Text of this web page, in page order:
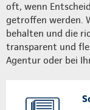
oft, wenn
getroffen werden.
behalten und die
transparent und
Agentur oder bei